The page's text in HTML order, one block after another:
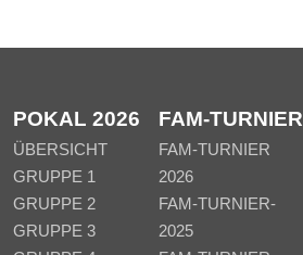
POKAL 2026
ÜBERSICHT
GRUPPE 1
GRUPPE 2
GRUPPE 3
FAM-TURNIER
FAM-TURNIER
2026
FAM-TURNIER-
2025